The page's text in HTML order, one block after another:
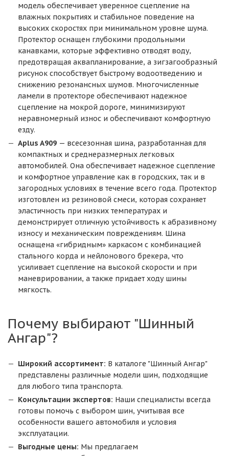
модель обеспечивает уверенное сцепление на
влажных покрытиях и стабильное поведение на
высоких скоростях при минимальном уровне шума.
Протектор оснащен глубокими продольными
канавками, которые эффективно отводят воду,
предотвращая аквапланирование, а зигзагообразный
рисунок способствует быстрому водоотведению и
снижению резонансных шумов. Многочисленные
ламели в протекторе обеспечивают надежное
сцепление на мокрой дороге, минимизируют
неравномерный износ и обеспечивают комфортную
езду.
Aplus A909 — всесезонная шина, разработанная для
компактных и среднеразмерных легковых
автомобилей. Она обеспечивает надежное сцепление
и комфортное управление как в городских, так и в
загородных условиях в течение всего года. Протектор
изготовлен из резиновой смеси, которая сохраняет
эластичность при низких температурах и
демонстрирует отличную устойчивость к абразивному
износу и механическим повреждениям. Шина
оснащена «гибридным» каркасом с комбинацией
стального корда и нейлонового брекера, что
усиливает сцепление на высокой скорости и при
маневрировании, а также придает ходу шины
мягкость.
Почему выбирают "Шинный
Ангар"?
Широкий ассортимент: В каталоге "Шинный Ангар"
представлены различные модели шин, подходящие
для любого типа транспорта.
Консультации экспертов: Наши специалисты всегда
готовы помочь с выбором шин, учитывая все
особенности вашего автомобиля и условия
эксплуатации.
Выгодные цены: Мы предлагаем